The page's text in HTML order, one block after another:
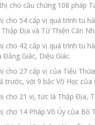
cho cầu chứng 108 pháp
cho 54 cấp vị quá trình tu
Địa và Tứ Thiện Căn
cho 42 cấp vị quá trình tu
Giác, Diệu Giác.
cho 27 cấp vị của Tiểu
trước, với 9 bậc Vô Học của
cho 21 vị, tức là Thập Địa,
cho 14 Pháp Vô Úy của Bồ